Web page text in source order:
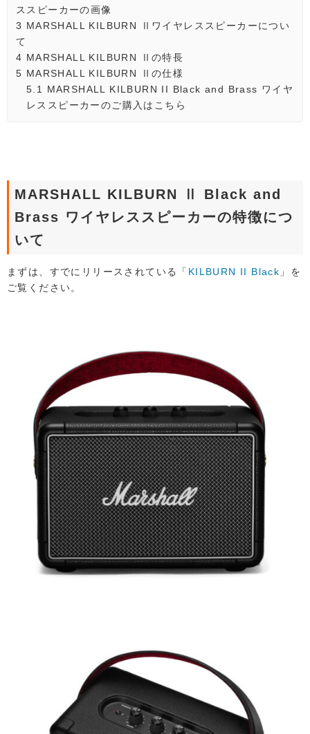
ススピーカーの画像
3 MARSHALL KILBURN Ⅱワイヤレススピーカーについ
て
4 MARSHALL KILBURN Ⅱの特長
5 MARSHALL KILBURN Ⅱの仕様
5.1 MARSHALL KILBURN II Black and Brass ワイヤ
レススピーカーのご購入はこちら
MARSHALL KILBURN Ⅱ Black and
Brass ワイヤレススピーカーの特徴につ
いて
まずは、すでにリリースされている「 KILBURN II Black 」を
ご覧ください。